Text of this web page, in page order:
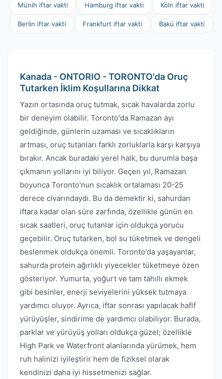
Münih iftar vakti Hamburg iftar vakti Köln iftar vakti
Berlin iftar vakti Frankfurt iftar vakti Bakü iftar vakti
Kanada - ONTORIO - TORONTO'da Oruç
Tutarken İklim Koşullarına Dikkat
Yazın ortasında oruç tutmak, sıcak havalarda zorlu
bir deneyim olabilir. Toronto'da Ramazan ayı
geldiğinde, günlerin uzaması ve sıcaklıkların
artması, oruç tutanları farklı zorluklarla karşı karşıya
bırakır. Ancak buradaki yerel halk, bu durumla başa
çıkmanın yollarını iyi biliyor. Geçen yıl, Ramazan
boyunca Toronto'nun sıcaklık ortalaması 20-25
derece civarındaydı. Bu da demektir ki, sahurdan
iftara kadar olan süre zarfında, özellikle günün en
sıcak saatleri, oruç tutanlar için oldukça yorucu
geçebilir. Oruç tutarken, bol su tüketmek ve dengeli
beslenmek oldukça önemli. Toronto'da yaşayanlar,
sahurda protein ağırlıklı yiyecekler tüketmeye özen
gösteriyor. Yumurta, yoğurt ve tam tahıllı ekmek
gibi besinler, enerji seviyelerini yüksek tutmaya
yardımcı oluyor. Ayrıca, iftar sonrası yapılacak hafif
yürüyüşler, sindirime de yardımcı olabiliyor. Burada,
parklar ve yürüyüş yolları oldukça güzel; özellikle
High Park ve Waterfront alanlarında yürümek, hem
ruh halinizi iyileştirir hem de fiziksel olarak
kendinizi daha iyi hissetmenizi sağlar.